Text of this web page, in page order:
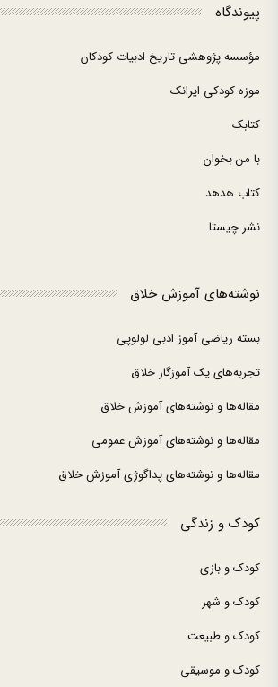
پیوندگاه
مؤسسه پژوهشی تاریخ ادبیات کودکان
موزه کودکی ایرانک
کتابک
با من بخوان
کتاب هدهد
نشر چیستا
نوشته‌های آموزش خلاق
بسته ریاضی آموز ادبی لولوپی
تجربه‌های یک آموزگار خلاق
مقاله‌ها و نوشته‌های آموزش خلاق
مقاله‌ها و نوشته‌های آموزش عمومی
مقاله‌ها و نوشته‌های پداگوژی آموزش خلاق
کودک و زندگی
کودک و بازی
کودک و شهر
کودک و طبیعت
کودک و موسیقی